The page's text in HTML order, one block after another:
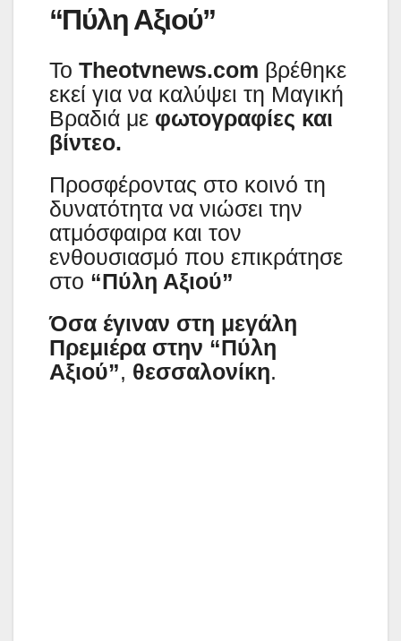
“Πύλη Αξιού”
Το Theotvnews.com βρέθηκε
εκεί για να καλύψει τη Μαγική
Βραδιά με φωτογραφίες και
βίντεο.
Προσφέροντας στο κοινό τη
δυνατότητα να νιώσει την
ατμόσφαιρα και τον
ενθουσιασμό που επικράτησε
στο “Πύλη Αξιού”
Όσα έγιναν στη μεγάλη
Πρεμιέρα στην “Πύλη
Αξιού”, θεσσαλονίκη.